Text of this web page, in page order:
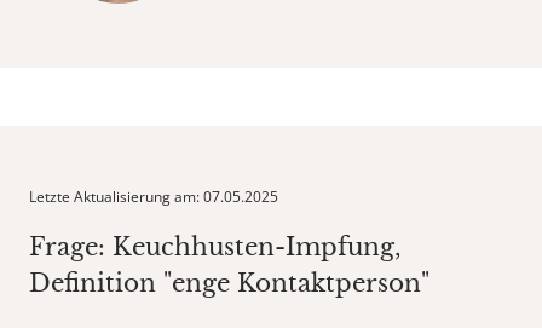
Letzte Aktualisierung am: 07.05.2025
Frage: Keuchhusten-Impfung,
Definition "enge Kontaktperson"